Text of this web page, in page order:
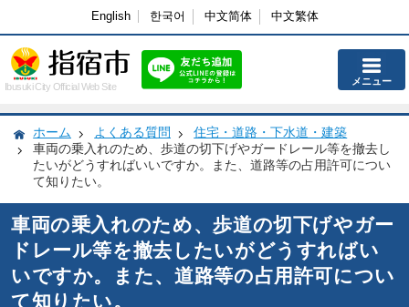
English 한국어 中文简体 中文繁体
Ibusuki City Official Web Site メニュー
ホーム よくある質問
住宅・道路・下水道・建築
車両の乗入れのため、歩道の切下げやガードレール等を撤去し
たいがどうすればいいですか。また、道路等の占用許可につい
て知りたい。
車両の乗入れのため、歩道の切下げやガー
ドレール等を撤去したいがどうすればい
いですか。また、道路等の占用許可につい
て知りたい。